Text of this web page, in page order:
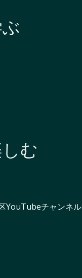
む
YouTubeチャンネル